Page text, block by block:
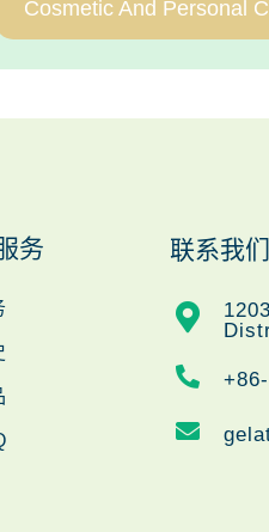
Cosmetic And Personal
务 联系我